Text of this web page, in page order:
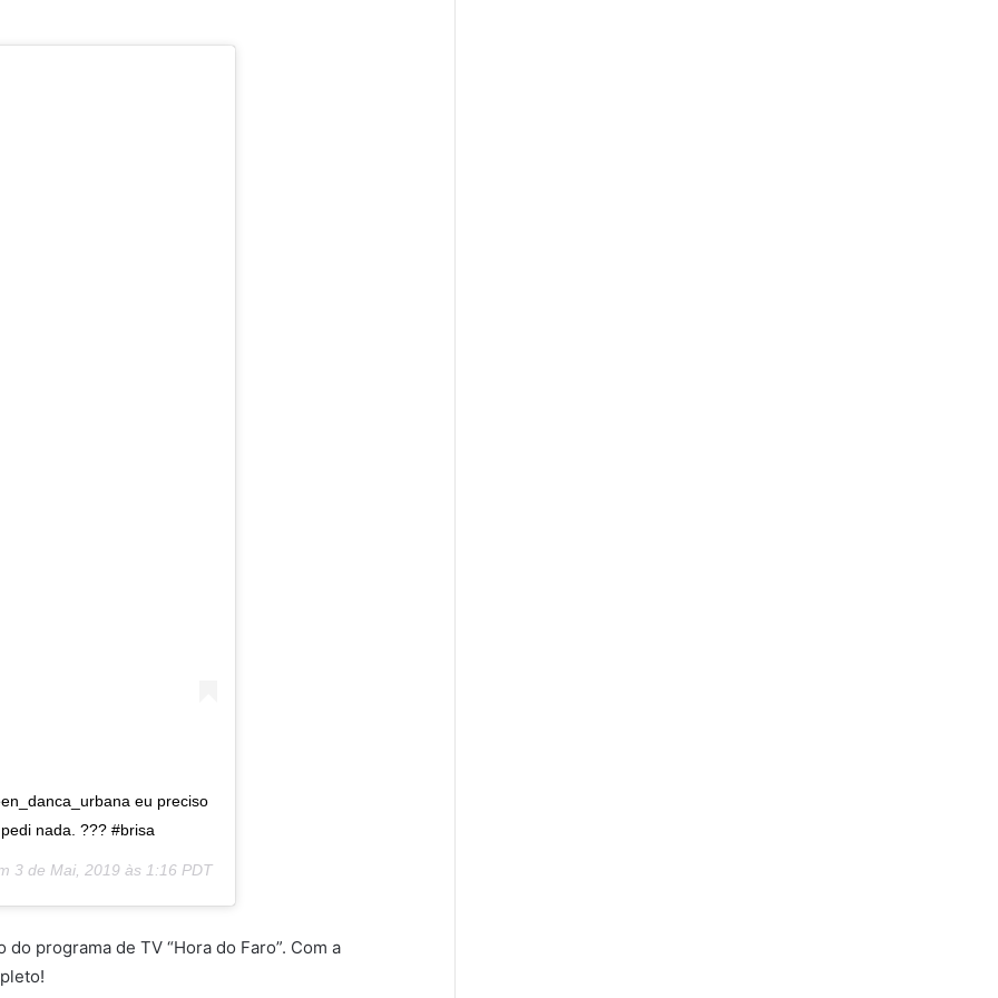
eu preciso
nada. ??? #brisa
3 de Mai, 2019 às 1:16 PDT
programa de TV “Hora do Faro”. Com a